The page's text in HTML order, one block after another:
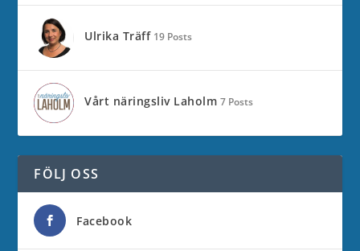
Ulrika Träff 19 Posts
Vårt näringsliv Laholm 7 Posts
FÖLJ OSS
Facebook